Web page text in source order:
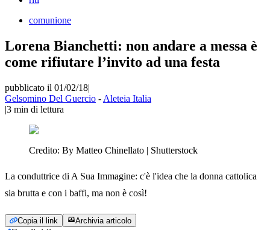
comunione
Lorena Bianchetti: non andare a messa è
come rifiutare l’invito ad una festa
pubblicato il 01/02/18|
Gelsomino Del Guercio - Aleteia Italia
|3 min di lettura
Credito: By Matteo Chinellato | Shutterstock
La conduttrice di A Sua Immagine: c'è l'idea che la donna cattolica
sia brutta e con i baffi, ma non è così!
Copia il link Archivia articolo